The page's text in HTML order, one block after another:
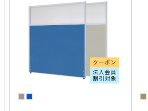
クーポン
法人会員
割引対象